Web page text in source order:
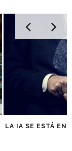
LA IA SE ESTÁ